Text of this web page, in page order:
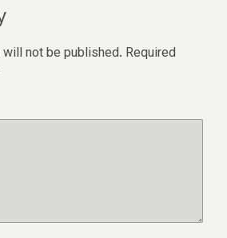
not be published. Required